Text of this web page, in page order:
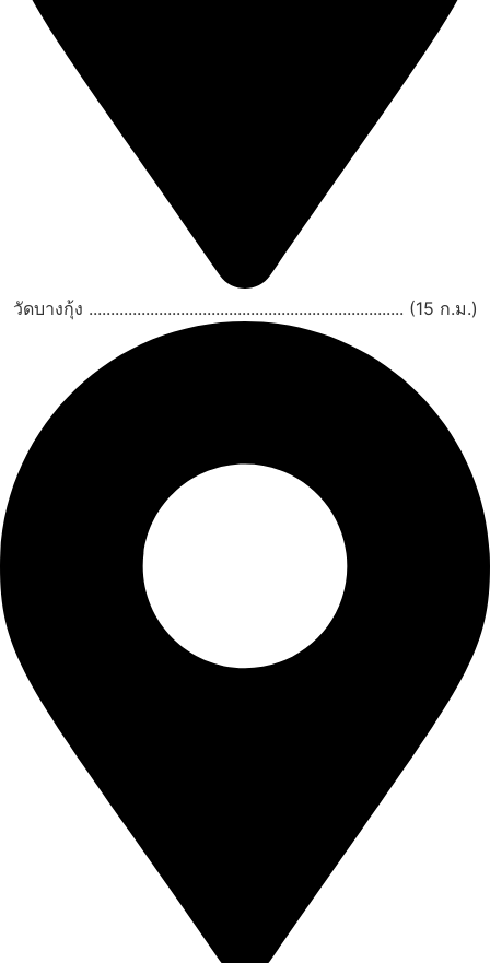
วัดบางกุ้ง ........................................................................ (15 ก.ม.)